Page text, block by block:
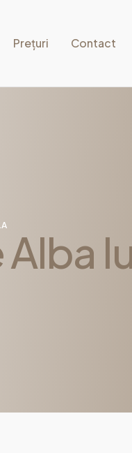
Prețuri Contact